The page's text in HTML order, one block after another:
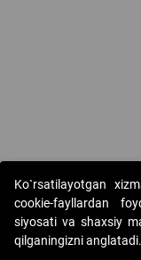
Copyright © 2017-
Ko`rsatilayotgan
cookie-fayllardan
siyosati va shaxsiy
qilganingizni anglatadi.